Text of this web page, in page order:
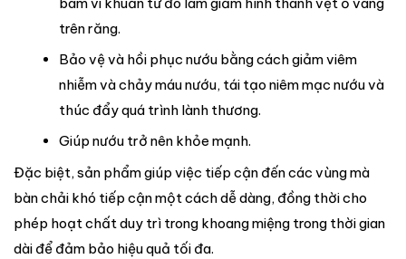
trên răng.
Bảo vệ và hồi phục nướu bằng cách giảm viêm
nhiễm và chảy máu nướu, tái tạo niêm mạc nướu và
thúc đẩy quá trình lành thương.
Giúp nướu trở nên khỏe mạnh.
Đặc biệt, sản phẩm giúp việc tiếp cận đến các vùng mà
bàn chải khó tiếp cận một cách dễ dàng, đồng thời cho
phép hoạt chất duy trì trong khoang miệng trong thời gian
dài để đảm bảo hiệu quả tối đa.